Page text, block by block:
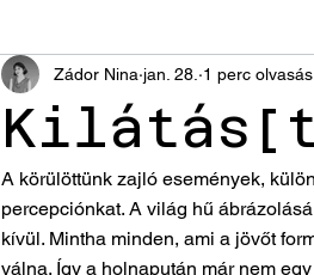
Színművészet Divattervezés
Zádor Nina jan. 28. 1 perc olvasás
A körülöttünk zajló események,
percepciónkat. A világ hű
kívül. Mintha minden, ami a jövőt
válna. Így a holnapután már nem